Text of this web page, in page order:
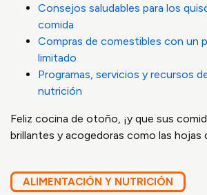
Consejos saludables para los
comida
Compras de comestibles con un
limitado
Programas, servicios y recursos
nutrición
Feliz cocina de otoño, ¡y que sus
brillantes y acogedoras como las hojas
ALIMENTACIÓN Y NUTRICIÓN